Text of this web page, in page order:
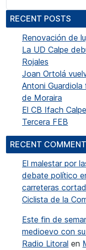
RECENT POSTS
Renovación de
La UD Calpe
Rojales
Joan Ortolá
Antoni Guardiola
de Moraira
El CB Ifach
Tercera FEB
RECENT
El malestar por
debate político
carreteras
Ciclista de la
Este fin de
medioevo con
Radio Litoral en